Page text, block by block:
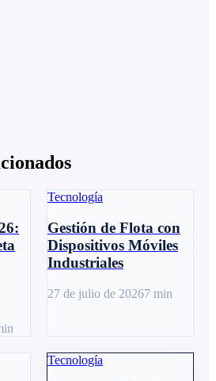
Tecnología
Gestión de Flota con
Dispositivos Móviles
Industriales
27 de julio de 20267 min
Tecnología